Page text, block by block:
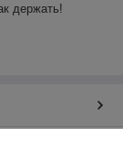
держать!